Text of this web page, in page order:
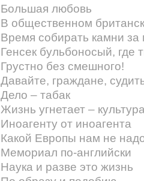
Большая любовь
В общественном
Время собирать камни за
Генсек бульбоносый, где
Грустно без смешного!
Давайте, граждане,
Дело – табак
Жизнь угнетает –
Иноагенту от иноагента
Какой Европы нам не
Мемориал по-английски
Наука и разве это жизнь